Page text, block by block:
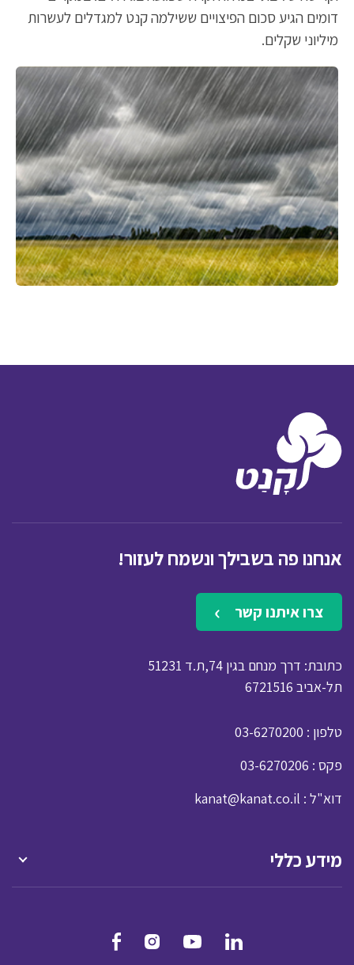
דומים הגיע סכום הפיצויים ששילמה קנט למגדלים לעשרות
מיליוני שקלים.
אנחנו פה בשבילך ונשמח לעזור!
צרו איתנו קשר
כתובת: דרך מנחם בגין 74,ת.ד 51231
תל-אביב 6721516
03-6270200
: טלפון
03-6270206 : פקס
kanat@kanat.co.il : דוא"ל
מידע כללי